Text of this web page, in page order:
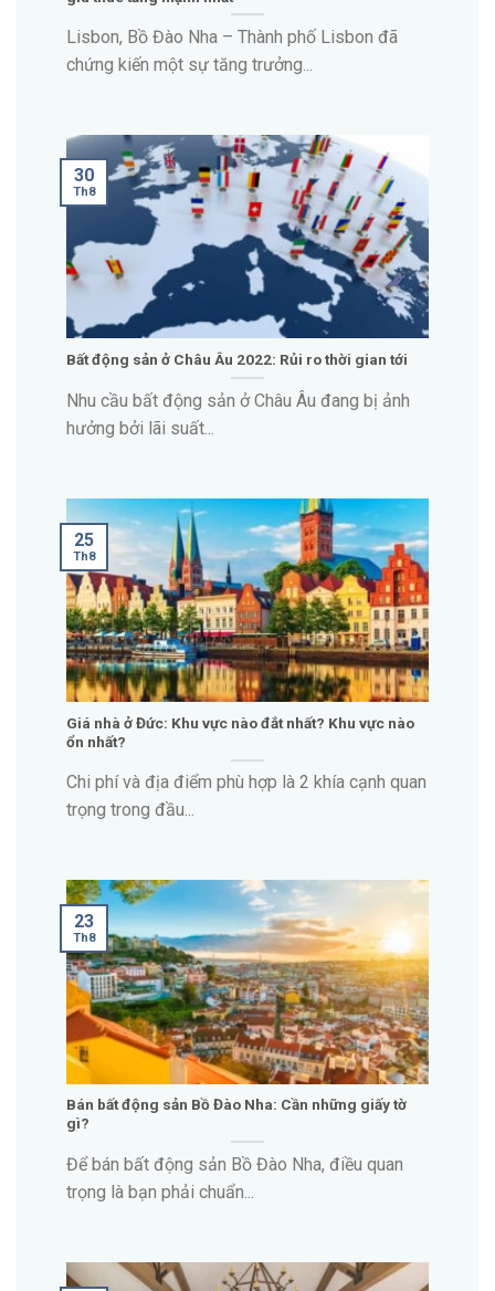
Lisbon, Bồ Đào Nha – Thành phố Lisbon đã
chứng kiến một sự tăng trưởng...
Bất động sản ở Châu Âu 2022: Rủi ro thời gian tới
Nhu cầu bất động sản ở Châu Âu đang bị ảnh
hưởng bởi lãi suất...
30
Th8
Giá nhà ở Đức: Khu vực nào đắt nhất? Khu vực nào
ổn nhất?
Chi phí và địa điểm phù hợp là 2 khía cạnh quan
trọng trong đầu...
25
Th8
Bán bất động sản Bồ Đào Nha: Cần những giấy tờ
gì?
Để bán bất động sản Bồ Đào Nha, điều quan
trọng là bạn phải chuẩn...
23
Th8